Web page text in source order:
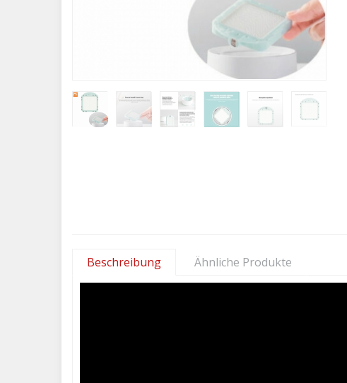
Beschreibung Ähnliche Produkte